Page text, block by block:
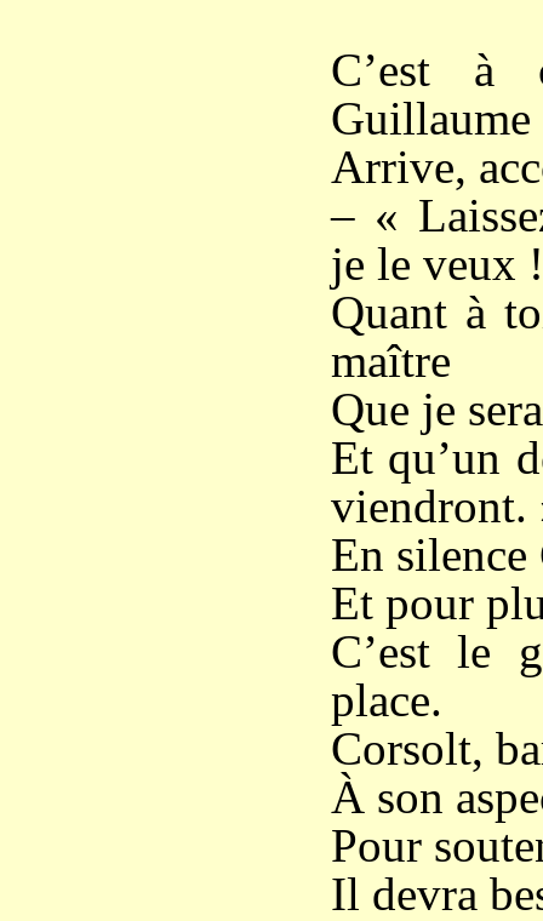
C’est à
Guillaume
Arrive,
– «
je le veux !
Quant à
maître
Que je
Et qu’un
viendront.
En silence
Et pour
C’est le
place.
Corsolt,
À son
Pour
Il devra